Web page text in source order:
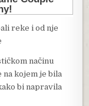
reke i od nje
načinu
na kojem je bila
bi napravila